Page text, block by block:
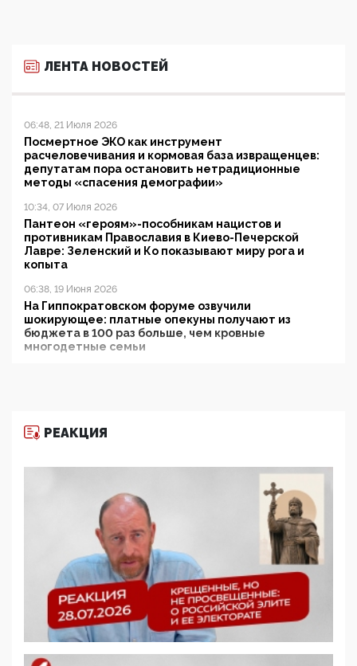
ЛЕНТА НОВОСТЕЙ
06:48, 21 Июля 2026
Посмертное ЭКО как инструмент
расчеловечивания и кормовая база извращенцев:
депутатам пора остановить нетрадиционные
методы «спасения демографии»
10:34, 07 Июля 2026
Пантеон «героям»-пособникам нацистов и
противникам Православия в Киево-Печерской
Лавре: Зеленский и Ко показывают миру рога и
копыта
06:38, 19 Июня 2026
На Гиппократовском форуме озвучили
шокирующее: платные опекуны получают из
бюджета в 100 раз больше, чем кровные
многодетные семьи
11:53, 09 Июня 2026
деятельность ИИТО ЮНЕСКО в России, но
цифроглобалисты продолжают определять
повестку в образовании
09:43, 01 Июня 2026
5G за счет здоровья граждан: Минцифры намерено
отобрать у регионов и муниципалитетов право
защищать жилые дома и социальные объекты от
05:58, 26 Мая 2026
Роскомнадзор освободили от борца с
деструктивным и опасным контентом
07:39, 25 Мая 2026
РЕАКЦИЯ